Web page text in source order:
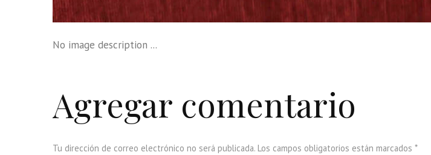
No image description ...
Agregar comentario
Tu dirección de correo electrónico no será publicada. Los campos obligatorios están marcados *